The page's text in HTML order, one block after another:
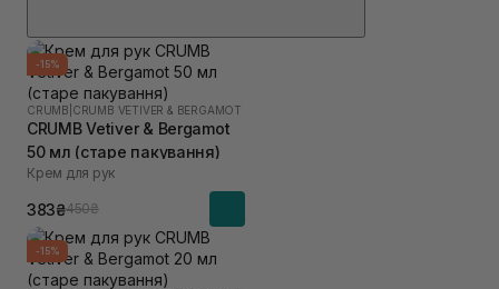
-15%
CRUMB CRUMB VETIVER & BERGAMOT
CRUMB Vetiver & Bergamot
50 мл (старе пакування)
Крем для рук
383₴450₴
-15%